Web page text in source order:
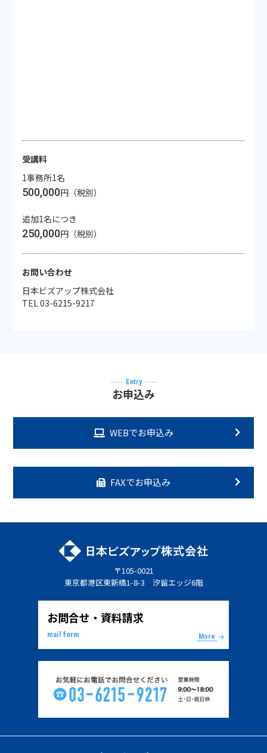
受講料
1事務所1名
500,000円（税別）
追加1名につき
250,000円（税別）
お問い合わせ
日本ビズアップ株式会社
TEL 03-6215-9217
Entry
お申込み
WEBでお申込み
FAXでお申込み
〒105-0021
東京都港区東新橋1-8-3 汐留エッジ6階
お問合せ・資料請求
mail form More